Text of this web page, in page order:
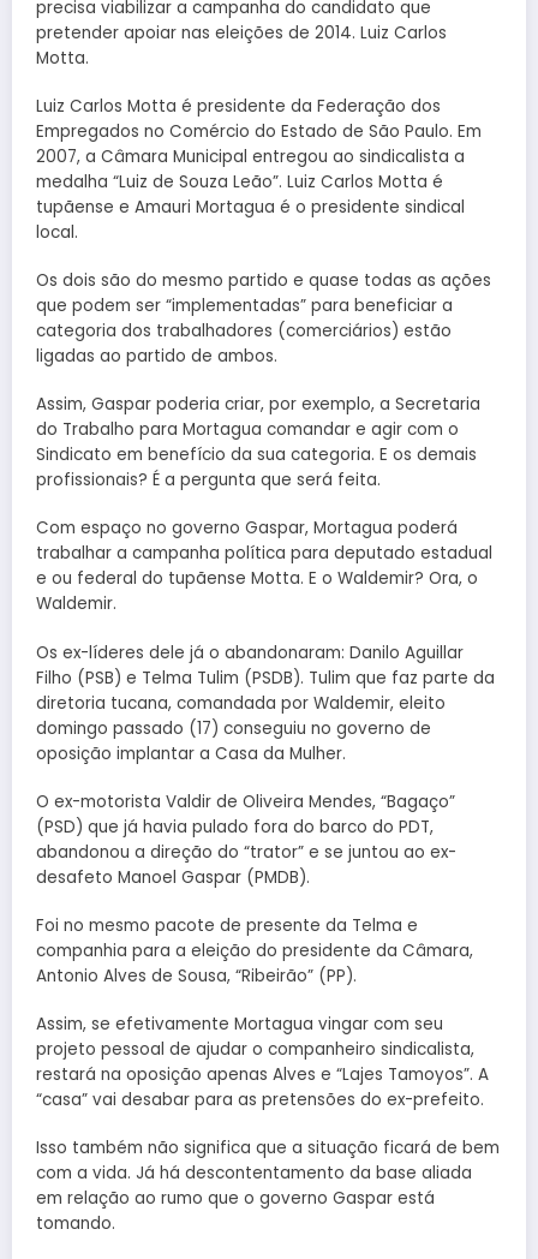
precisa viabilizar a campanha do candidato que
pretender apoiar nas eleições de 2014. Luiz Carlos
Motta.
Luiz Carlos Motta é presidente da Federação dos
Empregados no Comércio do Estado de São Paulo. Em
2007, a Câmara Municipal entregou ao sindicalista a
medalha “Luiz de Souza Leão”. Luiz Carlos Motta é
tupãense e Amauri Mortagua é o presidente sindical
local.
Os dois são do mesmo partido e quase todas as ações
que podem ser “implementadas” para beneficiar a
categoria dos trabalhadores (comerciários) estão
ligadas ao partido de ambos.
Assim, Gaspar poderia criar, por exemplo, a Secretaria
do Trabalho para Mortagua comandar e agir com o
Sindicato em benefício da sua categoria. E os demais
profissionais? É a pergunta que será feita.
Com espaço no governo Gaspar, Mortagua poderá
trabalhar a campanha política para deputado estadual
e ou federal do tupãense Motta. E o Waldemir? Ora, o
Waldemir.
Os ex-líderes dele já o abandonaram: Danilo Aguillar
Filho (PSB) e Telma Tulim (PSDB). Tulim que faz parte da
diretoria tucana, comandada por Waldemir, eleito
domingo passado (17) conseguiu no governo de
oposição implantar a Casa da Mulher.
O ex-motorista Valdir de Oliveira Mendes, “Bagaço”
(PSD) que já havia pulado fora do barco do PDT,
abandonou a direção do “trator” e se juntou ao ex-
desafeto Manoel Gaspar (PMDB).
Foi no mesmo pacote de presente da Telma e
companhia para a eleição do presidente da Câmara,
Antonio Alves de Sousa, “Ribeirão” (PP).
Assim, se efetivamente Mortagua vingar com seu
projeto pessoal de ajudar o companheiro sindicalista,
restará na oposição apenas Alves e “Lajes Tamoyos”. A
“casa” vai desabar para as pretensões do ex-prefeito.
Isso também não significa que a situação ficará de bem
com a vida. Já há descontentamento da base aliada
em relação ao rumo que o governo Gaspar está
tomando.